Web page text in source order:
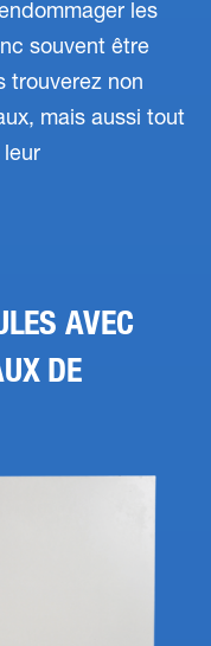
les
souvent être
trouverez non
mais aussi tout
leur
AVEC
DE